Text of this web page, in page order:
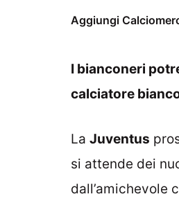
Aggiungi
I bianconeri
calciatore
La Juventus
si attende dei
dall’amichevole